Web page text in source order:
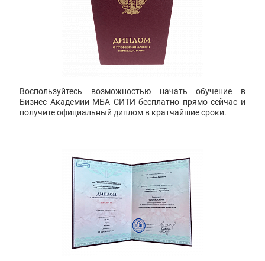
Воспользуйтесь возможностью начать обучение в
Бизнес Академии МБА СИТИ бесплатно прямо сейчас и
получите официальный диплом в кратчайшие сроки.